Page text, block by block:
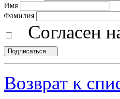
Имя
Фамилия
Согласен
Подписаться
Возврат к